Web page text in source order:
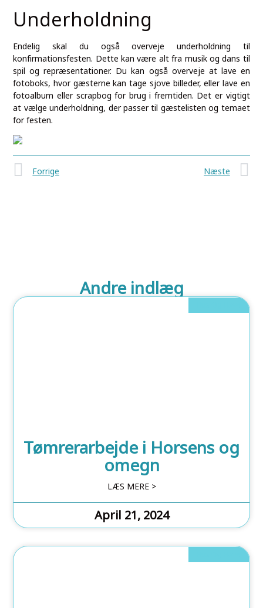
Underholdning
Endelig skal du også overveje underholdning til
konfirmationsfesten. Dette kan være alt fra musik og dans til
spil og repræsentationer. Du kan også overveje at lave en
fotoboks, hvor gæsterne kan tage sjove billeder, eller lave en
fotoalbum eller scrapbog for brug i fremtiden. Det er vigtigt
at vælge underholdning, der passer til gæstelisten og temaet
for festen.
Forrige Næste
Andre indlæg
Tømrerarbejde i Horsens og
omegn
LÆS MERE >
April 21, 2024